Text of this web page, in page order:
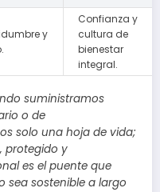
y
Confianza y
cultura de
bienestar
integral.
suministramos
o de
solo una hoja de vida;
protegido y
es el puente que
sea sostenible a largo